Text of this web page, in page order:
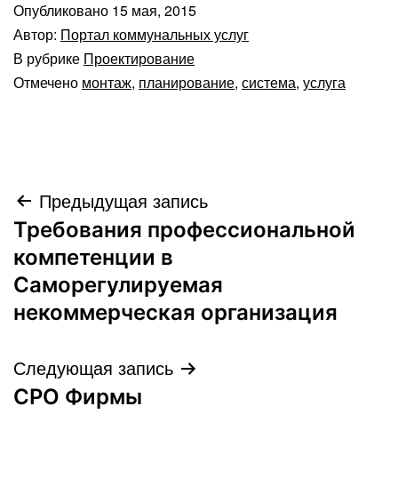
Опубликовано 15 мая, 2015
Автор: Портал коммунальных услуг
В рубрике Проектирование
Отмечено монтаж, планирование, система, услуга
Навигация
по
записям
Предыдущая запись
Требования профессиональной
компетенции в
Саморегулируемая
некоммерческая организация
Следующая запись
СРО Фирмы